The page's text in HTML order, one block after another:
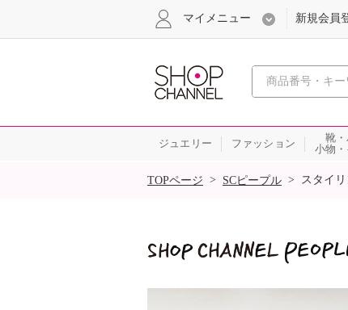
心おど
マイメニュー 新規会員
ジュエリー ファッション
靴
小物
SALE
TOPページ > SCピープル > スタイ